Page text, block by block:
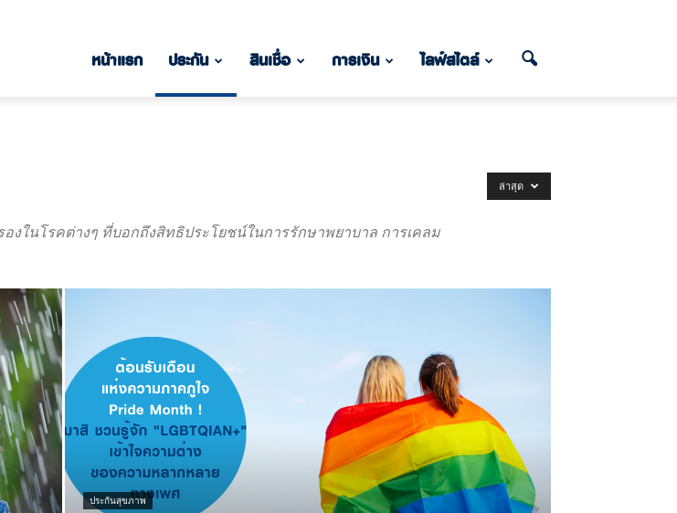
หน้าแรก ประกัน สินเชื่อ การเงิน ไลฟ์สไตล์
ในโรคต่างๆ ที่บอกถึงสิทธิประโยชน์ในการรักษาพยาบาล การเคลม
ล่าสุด
ประกันสุขภาพ